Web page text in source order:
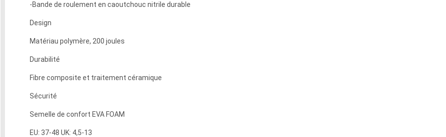
-Bande de roulement en caoutchouc nitrile durable
Design
Matériau polymère, 200 joules
Durabilité
Fibre composite et traitement céramique
Sécurité
Semelle de confort EVA FOAM
EU: 37-48 UK: 4,5-13